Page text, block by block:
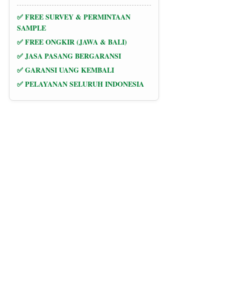
✅ FREE SURVEY & PERMINTAAN
SAMPLE
✅ FREE ONGKIR (JAWA & BALI)
✅ JASA PASANG BERGARANSI
✅ GARANSI UANG KEMBALI
✅ PELAYANAN SELURUH INDONESIA